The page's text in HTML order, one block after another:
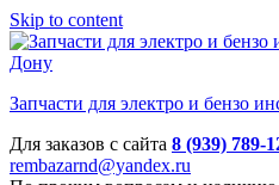
Skip to content
Запчасти для электро и бензо
Для заказов с сайта 8 (939) 789-
rembazarnd@yandex.ru